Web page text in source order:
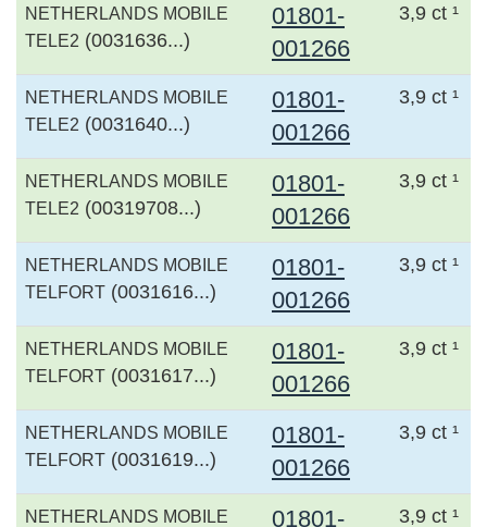
NETHERLANDS MOBILE
TELE2 (0031636...)
01801-
001266
3,9 ct ¹
NETHERLANDS MOBILE
TELE2 (0031640...)
01801-
001266
3,9 ct ¹
NETHERLANDS MOBILE
TELE2 (00319708...)
01801-
001266
3,9 ct ¹
NETHERLANDS MOBILE
TELFORT (0031616...)
01801-
001266
3,9 ct ¹
NETHERLANDS MOBILE
TELFORT (0031617...)
01801-
001266
3,9 ct ¹
NETHERLANDS MOBILE
TELFORT (0031619...)
01801-
001266
3,9 ct ¹
NETHERLANDS MOBILE
01801-
3,9 ct ¹